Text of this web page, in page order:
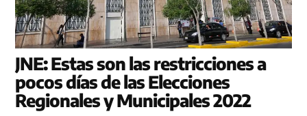
JNE: Estas son las restricciones a
pocos días de las Elecciones
Regionales y Municipales 2022